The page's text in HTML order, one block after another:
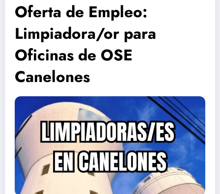
Oferta de Empleo:
Limpiadora/or para
Oficinas de OSE
Canelones